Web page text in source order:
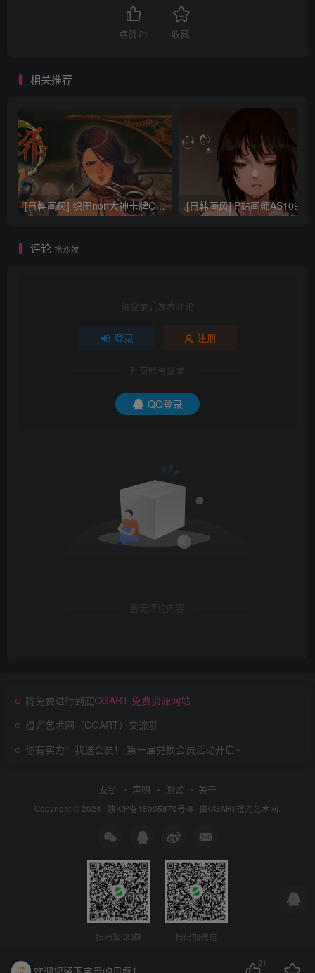
点赞21 收藏
相关推荐
[日韩画风] 织田non大神卡牌CG插画设计画集256P 161M_CG原画资源
评论 抢沙发
请登录后发表评论
登录 注册
社交账号登录
QQ登录
暂无评论内容
将免费进行到底CGART 免费资源网站
橙光艺术网（CGART）交流群
你有实力！我送会员！ 第一届兑换会员活动开启~
友链 声明 测试 关于
Copyright © 2024 · 陕ICP备18005870号-8 · 由CGART橙光艺术网.
扫码加QQ群 扫码加微信
21